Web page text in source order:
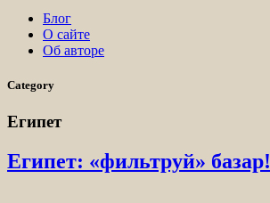
Блог
О сайте
Об авторе
Category
Египет
Египет: «фильтруй» базар!